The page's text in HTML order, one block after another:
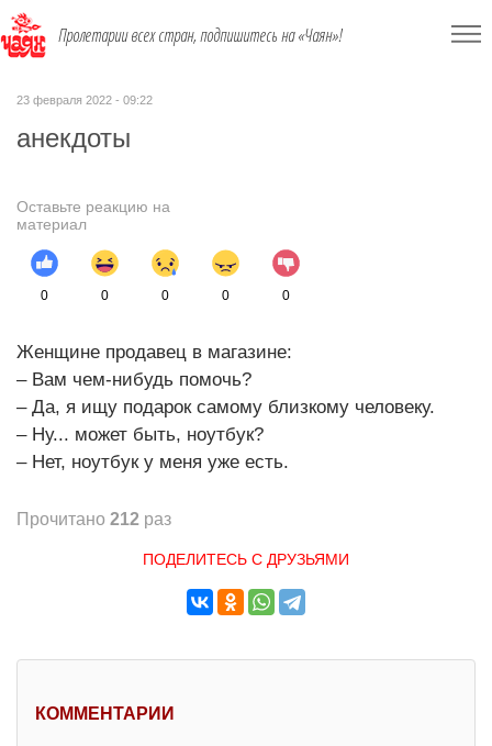
Пролетарии всех стран, подпишитесь на «Чаян»!
23 февраля 2022 - 09:22
анекдоты
Оставьте реакцию на
материал
0 0 0 0 0
Женщине продавец в магазине:
– Вам чем-нибудь помочь?
– Да, я ищу подарок самому близкому человеку.
– Ну... может быть, ноутбук?
– Нет, ноутбук у меня уже есть.
Прочитано 212 раз
ПОДЕЛИТЕСЬ С ДРУЗЬЯМИ
КОММЕНТАРИИ